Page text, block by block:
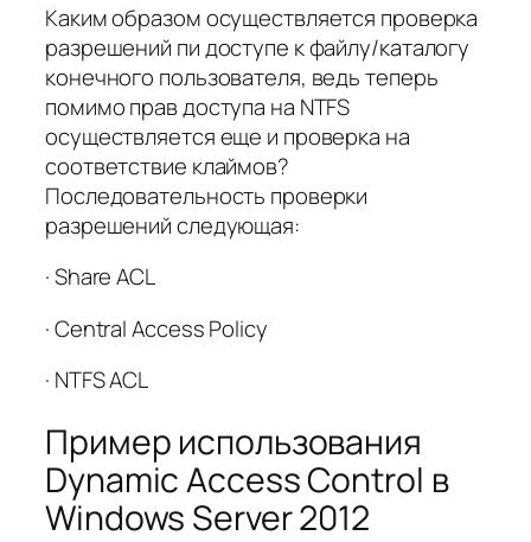
Каким образом осуществляется проверка
разрешений пи доступе к файлу/каталогу
конечного пользователя, ведь теперь
помимо прав доступа на NTFS
осуществляется еще и проверка на
соответствие клаймов?
Последовательность проверки
разрешений следующая:
· Share ACL
· Central Access Policy
· NTFS ACL
Пример использования
Dynamic Access Control в
Windows Server 2012